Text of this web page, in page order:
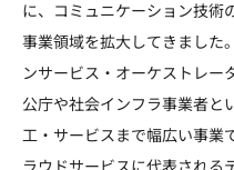
に、コミュニケーション技術
事業領域を拡大してきました
ンサービス・オーケストレー
公庁や社会インフラ事業者と
工・サービスまで幅広い事業
ラウドサービスに代表される